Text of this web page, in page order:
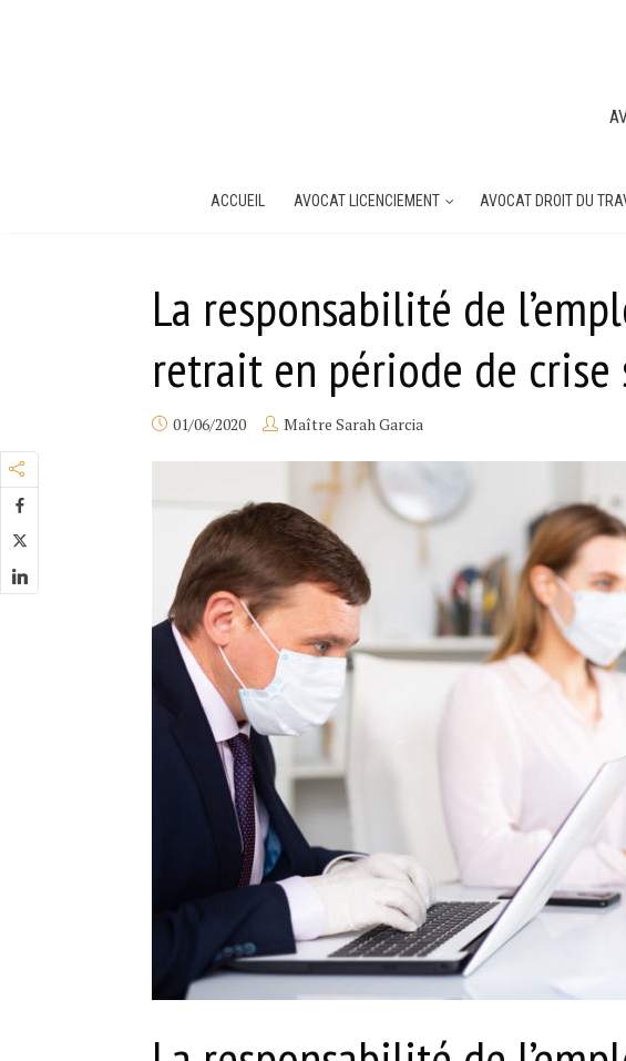
ACCUEIL AVOCAT LICENCIEMENT AVOCAT DROIT DU
La responsabilité de
retrait en période de crise
01/06/2020 Maître Sarah Garcia